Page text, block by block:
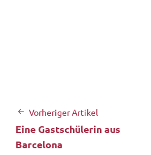
Vorheriger Artikel
Eine Gastschülerin aus
Barcelona